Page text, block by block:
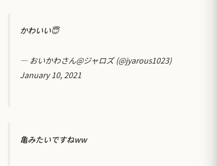
かわいい😇
— おいかわさん@ジャロズ (@jyarous1023)
January 10, 2021
亀みたいですねww